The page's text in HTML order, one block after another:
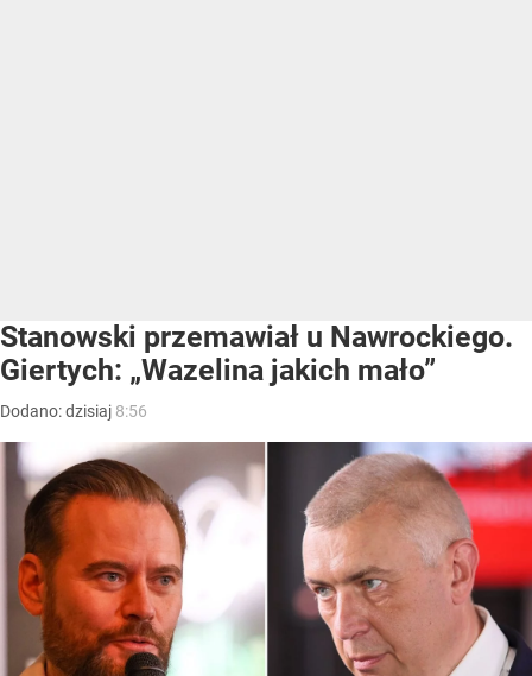
Stanowski przemawiał u Nawrockiego.
Giertych: „Wazelina jakich mało”
Dodano:dzisiaj 8:56